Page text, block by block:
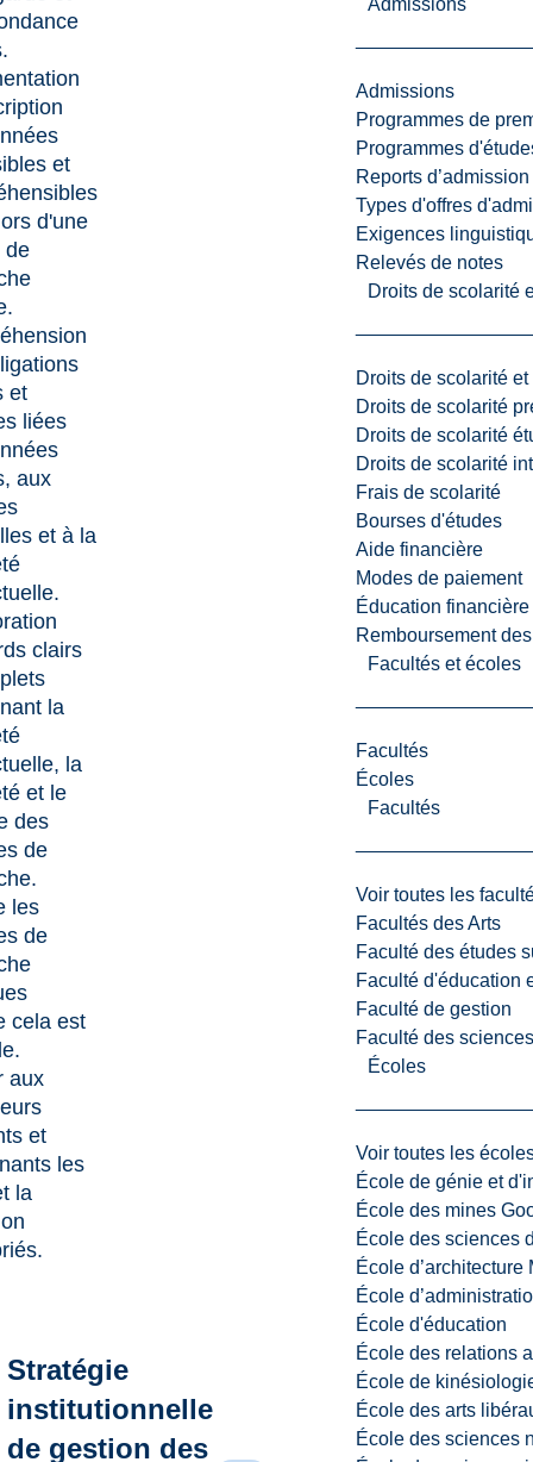
Admissions
Programmes de
Programmes
Reports d’admission
Types d'offres
Exigences
Relevés de notes
Droits de scolarité
Droits de scolarité
Droits de scolarité
Droits de scolarité
Droits de scolarité
Frais de scolarité
Bourses d'études
Aide financière
Modes de paiement
Éducation financière
Remboursement
Facultés et écoles
Facultés
Écoles
Facultés
Voir toutes les
Facultés des Arts
Faculté des études
Faculté d'éducation
Faculté de gestion
Faculté des
Écoles
Voir toutes les
École de génie et
École des mines
École des sciences
École d’architecture
École
École d'éducation
École des relations
École de
École des arts
École des sciences
et
d'une
de
et
liées
aux
et à la
clairs
la
la
et le
des
de
les
de
cela est
aux
et
les
la
Stratégie
institutionnelle
de gestion des